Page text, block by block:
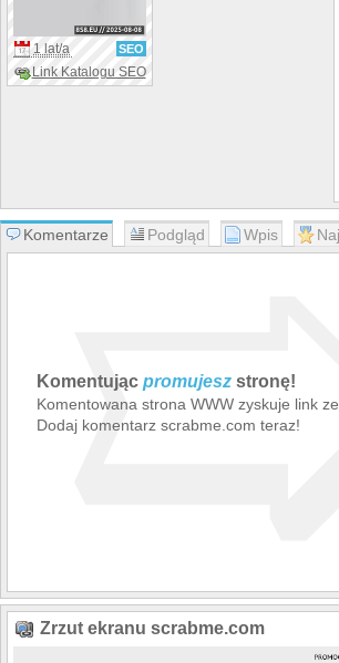
1 lat/a SEO
Link Katalogu SEO
Komentarze Podgląd Wpis
Komentując promujesz stronę!
Komentowana strona WWW zyskuje link ze
Dodaj komentarz scrabme.com teraz!
Zrzut ekranu scrabme.com